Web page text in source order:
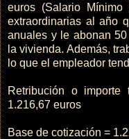
euros (Salario Mínimo
extraordinarias al año
anuales y le abonan
la vivienda. Además,
lo que el empleador
Retribución o
1.216,67 euros
Base de cotización =